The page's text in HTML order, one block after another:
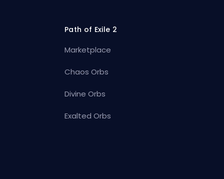
Path of Exile 2
Marketplace
Chaos Orbs
Divine Orbs
Exalted Orbs